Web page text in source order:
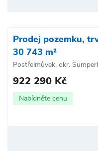
Prodej pozemku,
30 743 m²
Postřelmůvek, okr.
922 290 Kč
Nabídněte cenu